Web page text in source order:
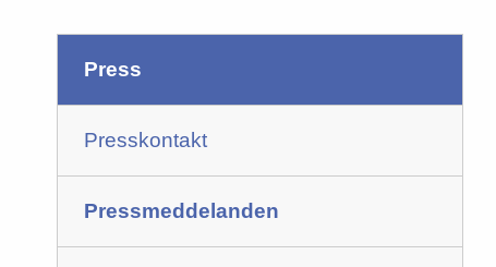
press
Presskontakt
Pressmeddelanden